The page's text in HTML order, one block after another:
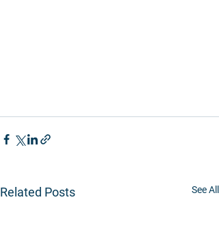
Related Posts See All